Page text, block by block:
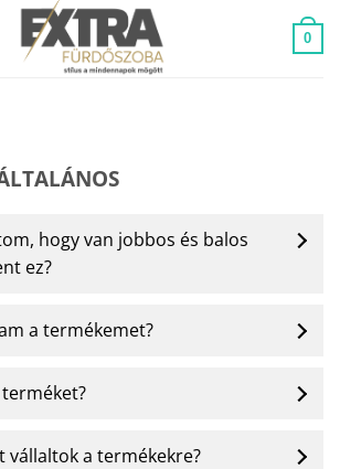
0
hogy van jobbos és balos
ez?
a termékemet?
vállaltok a termékekre?